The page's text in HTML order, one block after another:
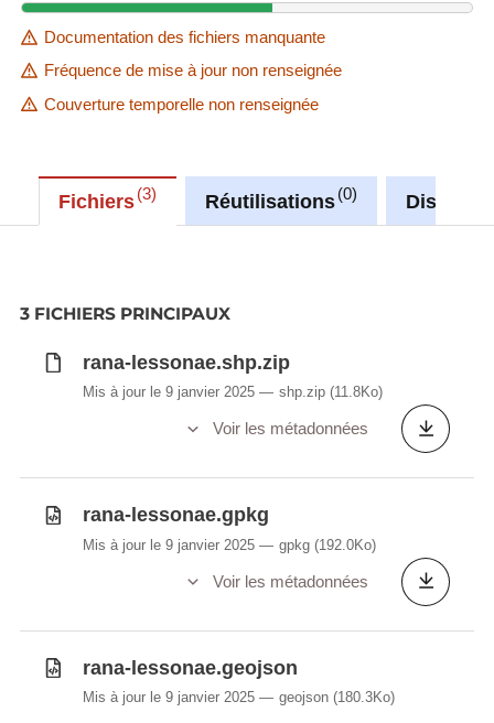
Documentation des fichiers manquante
Fréquence de mise à jour non renseignée
Couverture temporelle non renseignée
Fichiers 3 Réutilisations 0
3 FICHIERS PRINCIPAUX
rana-lessonae.shp.zip
Mis à jour le 9 janvier 2025 shp.zip (11.8Ko)
Voir les métadonnées
rana-lessonae.gpkg
Mis à jour le 9 janvier 2025 gpkg (192.0Ko)
Voir les métadonnées
rana-lessonae.geojson
Mis à jour le 9 janvier 2025 geojson (180.3Ko)